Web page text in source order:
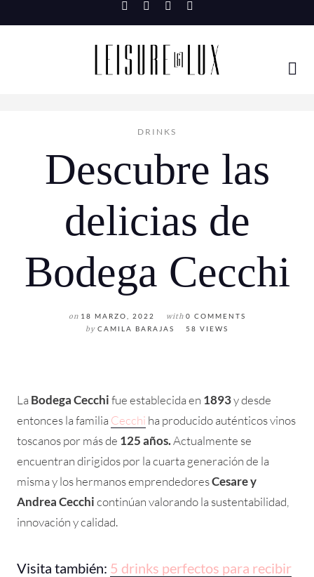
to
DRINKS
Descubre las
delicias de
Bodega Cecchi
on 18 MARZO, 2022 with 0 COMMENTS
by CAMILA BARAJAS 58 VIEWS
La Bodega Cecchifue establecida en 1893y desde
entonces la familia Cecchi ha producido auténticos vinos
toscanos por más de 125 años.Actualmente se
encuentran dirigidos por la cuarta generación de la
misma y los hermanos emprendedoresCesare y
Andrea Cecchicontinúan valorando la sustentabilidad,
innovación y calidad.
Visita también: 5 drinks perfectos para recibir